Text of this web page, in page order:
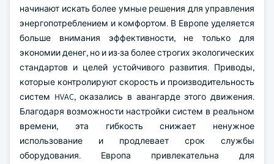
начинают искать более умные решения для управления
энергопотреблением и комфортом. В Европе уделяется
больше внимания эффективности, не только для
экономии денег, но и из-за более строгих экологических
стандартов и целей устойчивого развития. Приводы,
которые контролируют скорость и производительность
систем HVAC, оказались в авангарде этого движения.
Благодаря возможности настройки систем в реальном
времени, эта гибкость снижает ненужное
использование и продлевает срок службы
оборудования. Европа привлекательна для